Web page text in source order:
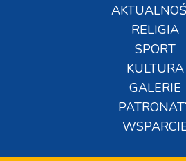
RELIGIA
SPORT
KULTURA
GALERIE